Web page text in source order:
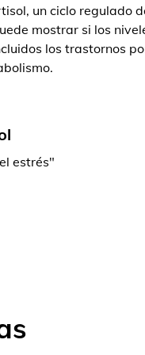
un ciclo regulado
mostrar si los
los trastornos
estrés"